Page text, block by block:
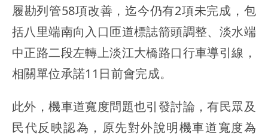
履勘列管58項改善，迄今仍有2項未完成，包
括八里端南向入口匝道標誌箭頭調整、淡水端
中正路二段左轉上淡江大橋路口行車導引線，
相關單位承諾11日前會完成。
此外，機車道寬度問題也引發討論，有民眾及
民代反映認為，原先對外說明機車道寬度為